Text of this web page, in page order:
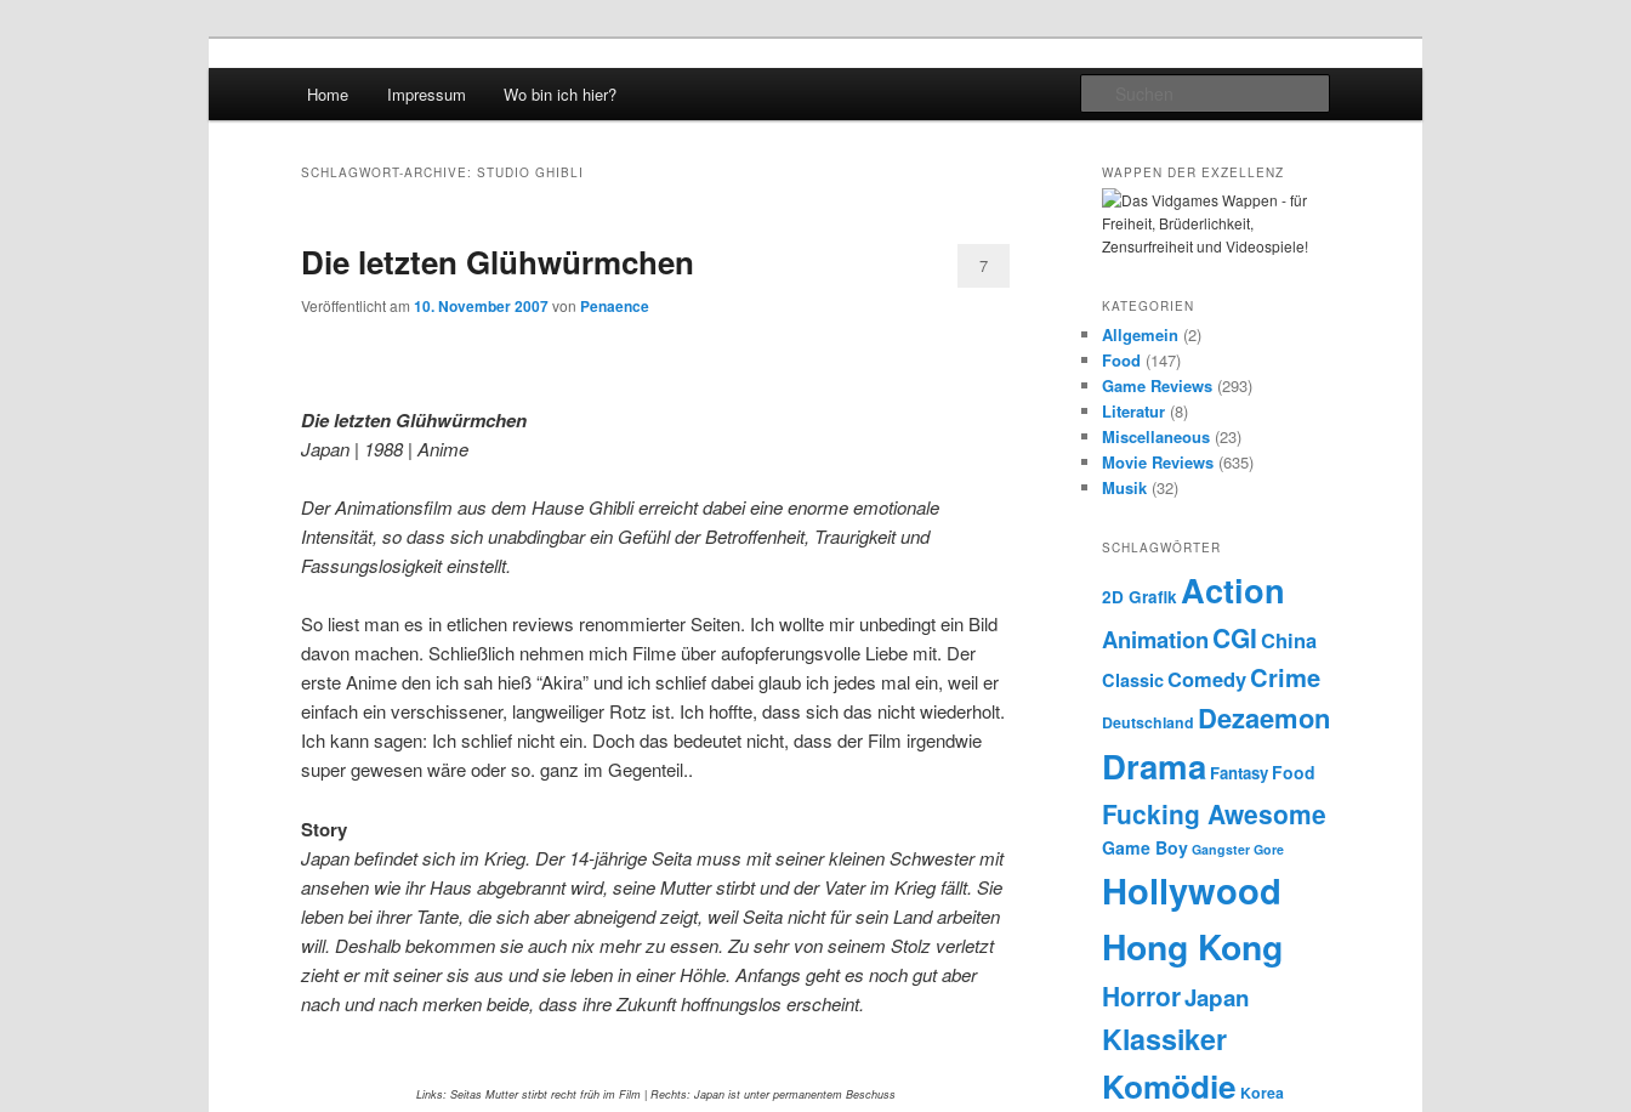
vidgames.de
Zum Inhalt wechseln
Zum sekundären Inhalt wechseln
Home Impressum Wo bin ich hier?
SCHLAGWORT-ARCHIVE: STUDIO GHIBLI
Die letzten Glühwürmchen
Veröffentlicht am 10. November 2007von Penaence
7
Die letzten Glühwürmchen
Japan | 1988 | Anime
Der Animationsfilm aus dem Hause Ghibli erreicht dabei eine enorme emotionale
Intensität, so dass sich unabdingbar ein Gefühl der Betroffenheit, Traurigkeit und
Fassungslosigkeit einstellt.
So liest man es in etlichen reviews renommierter Seiten. Ich wollte mir unbedingt ein Bild
davon machen. Schließlich nehmen mich Filme über aufopferungsvolle Liebe mit. Der
erste Anime den ich sah hieß “Akira” und ich schlief dabei glaub ich jedes mal ein, weil er
einfach ein verschissener, langweiliger Rotz ist. Ich hoffte, dass sich das nicht wiederholt.
Ich kann sagen: Ich schlief nicht ein. Doch das bedeutet nicht, dass der Film irgendwie
super gewesen wäre oder so. ganz im Gegenteil..
Story
Japan befindet sich im Krieg. Der 14-jährige Seita muss mit seiner kleinen Schwester mit
ansehen wie ihr Haus abgebrannt wird, seine Mutter stirbt und der Vater im Krieg fällt. Sie
leben bei ihrer Tante, die sich aber abneigend zeigt, weil Seita nicht für sein Land arbeiten
will. Deshalb bekommen sie auch nix mehr zu essen. Zu sehr von seinem Stolz verletzt
zieht er mit seiner sis aus und sie leben in einer Höhle. Anfangs geht es noch gut aber
nach und nach merken beide, dass ihre Zukunft hoffnungslos erscheint.
Links: Seitas Mutter stirbt recht früh im Film | Rechts: Japan ist unter permanentem Beschuss
WAPPEN DER EXZELLENZ
KATEGORIEN
Allgemein (2)
Food (147)
Game Reviews (293)
Literatur (8)
Miscellaneous (23)
Movie Reviews (635)
Musik (32)
SCHLAGWÖRTER
2D GrafikAction
AnimationCGIChina
ClassicComedyCrime
Deutschland Dezaemon
Drama Fantasy Food
Fucking Awesome
Game Boy Gangster Gore
Hollywood
Hong Kong
HorrorJapan
Klassiker
Komödie Korea